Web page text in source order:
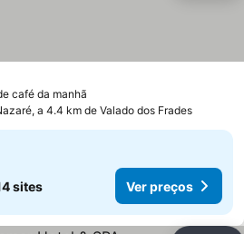
café da manhã
a 4.4 km de Valado dos Frades
sites Ver preços